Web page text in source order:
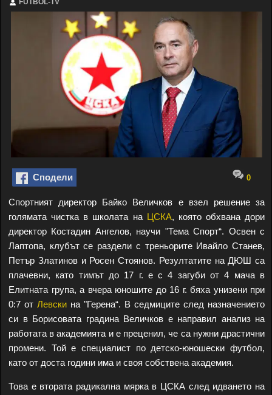
FUTBOL-TV
Сподели 0
Спортният директор Байко Величков е взел решение за
голямата чистка в школата на ЦСКА, която обхвана дори
директор Костадин Ангелов, научи "Тема Спорт“. Освен с
Лаптопа, клубът се раздели с треньорите Ивайло Станев,
Петър Златинов и Росен Стоянов. Резултатите на ДЮШ са
плачевни, като тимът до 17 г. е с 4 загуби от 4 мача в
Елитната група, а вчера юношите до 16 г. бяха унизени при
0:7 от Левски на "Герена“. В седмиците след назначението
си в Борисовата градина Величков е направил анализ на
работата в академията и е преценил, че са нужни драстични
промени. Той е специалист по детско-юношески футбол,
като от доста години има и своя собствена академия.
Това е втората радикална мярка в ЦСКА след идването на